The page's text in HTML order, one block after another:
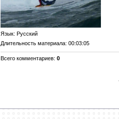
Язык: Русский
Длительность материала: 00:03:05
Всего комментариев: 0